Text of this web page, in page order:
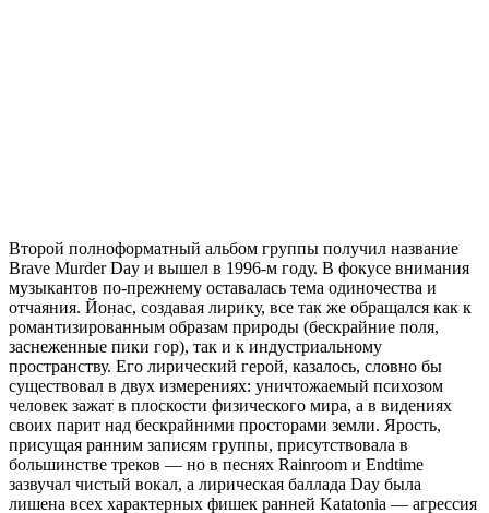
Второй полноформатный альбом группы получил название
Brave Murder Day и вышел в 1996-м году. В фокусе внимания
музыкантов по-прежнему оставалась тема одиночества и
отчаяния. Йонас, создавая лирику, все так же обращался как к
романтизированным образам природы (бескрайние поля,
заснеженные пики гор), так и к индустриальному
пространству. Его лирический герой, казалось, словно бы
существовал в двух измерениях: уничтожаемый психозом
человек зажат в плоскости физического мира, а в видениях
своих парит над бескрайними просторами земли. Ярость,
присущая ранним записям группы, присутствовала в
большинстве треков — но в песнях Rainroom и Endtime
зазвучал чистый вокал, а лирическая баллада Day была
лишена всех характерных фишек ранней Katatonia — агрессия